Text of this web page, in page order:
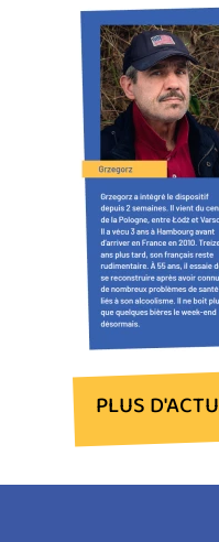
PLUS